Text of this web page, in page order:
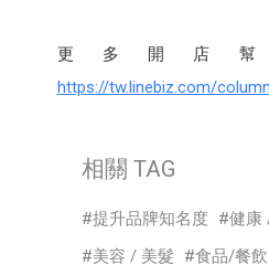
更多開店
https://tw.linebiz.com/
相關 TAG
提升品牌知名度
健康
美容 / 美髮
食品/餐飲